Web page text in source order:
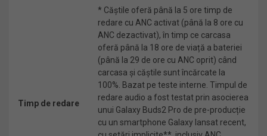
Timp de redare
* Căștile oferă până la 5 ore timp de
redare cu ANC activat (până la 8 ore cu
ANC dezactivat), în timp ce carcasa
oferă până la 18 ore de viață a bateriei
(până la 29 de ore cu ANC oprit) când
carcasa și căștile sunt încărcate la
100%. Bazat pe teste interne. Timpul de
redare audio a fost testat prin asocierea
unui Galaxy Buds2 Pro de pre-producție
cu un smartphone Galaxy lansat recent,